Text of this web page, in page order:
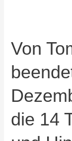
Von
die 14
Von
Tomatensaison
beendet
Dezember
gehen
wir